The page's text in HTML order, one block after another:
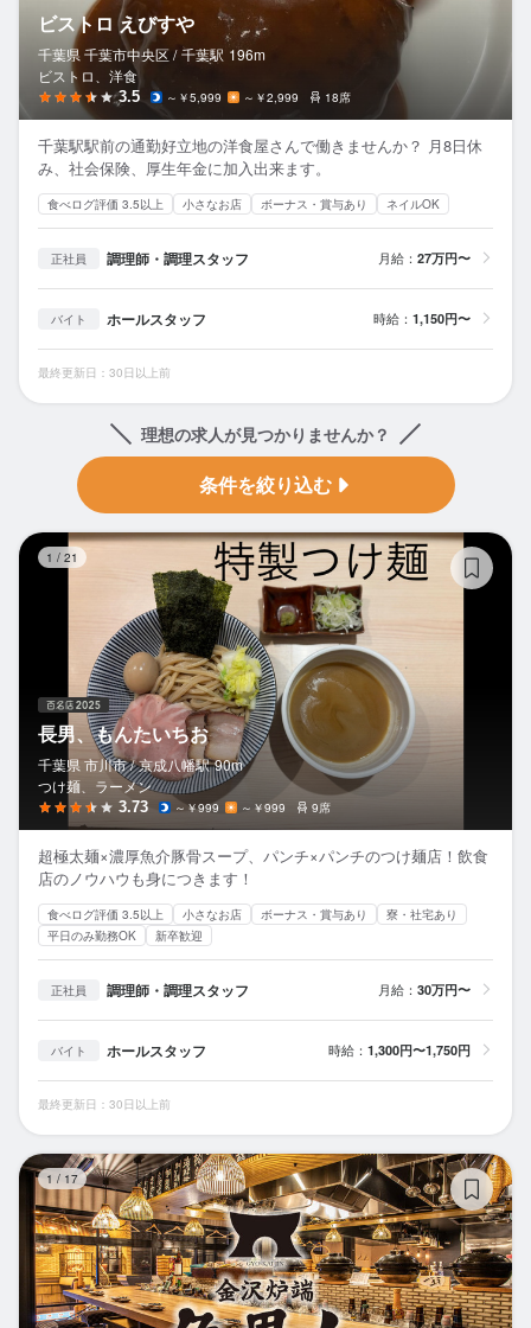
ビストロ えびすや
千葉県 千葉市中央区 / 千葉駅 196m
ビストロ、洋食
3.5 ～￥5,999 ～￥2,999 18席
千葉駅駅前の通勤好立地の洋食屋さんで働きませんか？ 月8日休
み、社会保険、厚生年金に加入出来ます。
食べログ評価 3.5以上 小さなお店 ボーナス・賞与あり ネイルOK
正社員 調理師・調理スタッフ 月給： 27万円〜
バイト ホールスタッフ 時給： 1,150円〜
最終更新日：30日以上前
理想の求人が見つかりませんか？
条件を絞り込む
1 / 21
長男、もんたいちお
千葉県 市川市 / 京成八幡駅 90m
つけ麺、ラーメン
3.73 ～￥999 ～￥999 9席
超極太麺×濃厚魚介豚骨スープ、パンチ×パンチのつけ麺店！飲食
店のノウハウも身につきます！
食べログ評価 3.5以上 小さなお店 ボーナス・賞与あり
寮・社宅あり
平日のみ勤務OK
新卒歓迎
正社員 調理師・調理スタッフ 月給： 30万円〜
バイト ホールスタッフ 時給： 1,300円〜1,750円
最終更新日：30日以上前
1 / 17